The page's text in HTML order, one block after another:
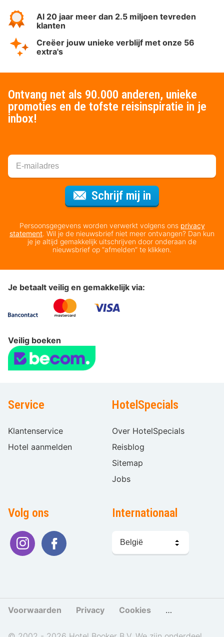
Al 20 jaar meer dan 2.5 miljoen tevreden
klanten
Creëer jouw unieke verblijf met onze 56
extra's
Ontvang net als 90.000 anderen, unieke
promoties en de tofste reisinspiratie in je
inbox!
Schrijf mij in
Persoonsgegevens worden verwerkt volgens ons privacy
statement. Wil je de nieuwsbrief niet meer ontvangen? Dan kun
je je altijd gemakkelijk uitschrijven door onderaan de
nieuwsbrief op “afmelden” te klikken.
Je betaalt veilig en gemakkelijk via:
Veilig boeken
Service
Klantenservice
Hotel aanmelden
HotelSpecials
Over HotelSpecials
Reisblog
Sitemap
Jobs
Volg ons Internationaal
kiezen
Voorwaarden Privacy Cookies Cookies